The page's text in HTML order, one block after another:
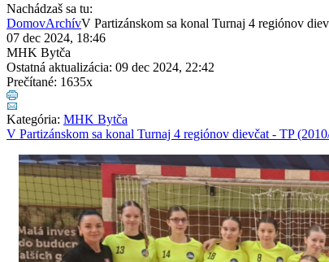
Nachádzaš sa tu:
DomovArchívV Partizánskom sa konal Turnaj 4 regiónov
07 dec 2024, 18:46
MHK Bytča
Ostatná aktualizácia: 09 dec 2024, 22:42
Prečítané: 1635x
Kategória: MHK Bytča
V Partizánskom sa konal Turnaj 4 regiónov dievčat - TP